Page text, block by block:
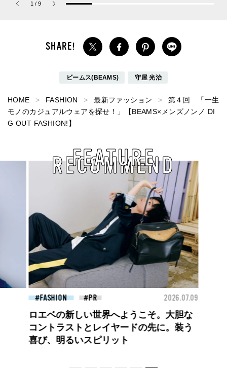
の１本／Uniqlo U ワイド
1 / 9
ビームス(BEAMS) 守屋 光治
HOME FASHION 最新ファッション
第４回 「一生
モノのカジュアルウェアを探せ！」【BEAMS×メンズノンノ DI
G OUT FASHION!】
RECOMMEND
FEATURE
FASHION 2026.07.09
高橋璃央と、ジュエッテの出会い。夏の
定番、ピンクゴールドが印象的
な“SUMMER PINK”［meets Jouete!